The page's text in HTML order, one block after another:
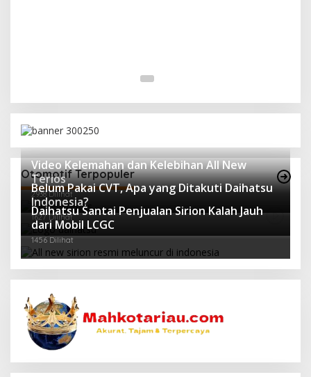
Otomotif Terpopuler
Video Kelemahan dan Kelebihan All New
Terios
2938 Dilihat
Belum Pakai CVT, Apa yang Ditakuti Daihatsu
Indonesia?
1627 Dilihat
Daihatsu Santai Penjualan Sirion Kalah Jauh
dari Mobil LCGC
1456 Dilihat